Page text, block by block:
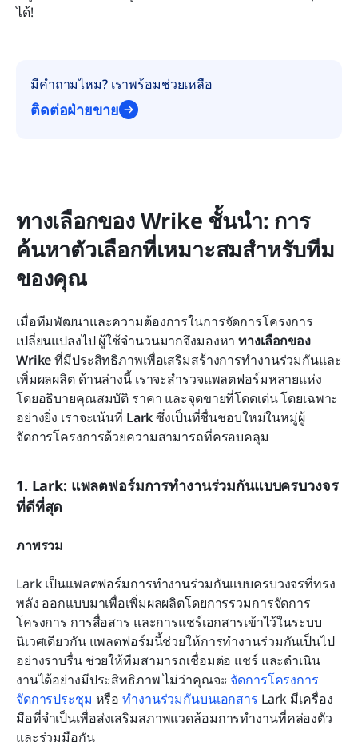
ได้!
มีคำถามไหม? เราพร้อมช่วยเหลือ
ติดต่อฝ่ายขาย
ทางเลือกของ Wrike ชั้นนำ: การ
ค้นหาตัวเลือกที่เหมาะสมสำหรับทีม
ของคุณ
เมื่อทีมพัฒนาและความต้องการในการจัดการโครงการ
เปลี่ยนแปลงไป ผู้ใช้จำนวนมากจึงมองหา ทางเลือกของ
Wrike ที่มีประสิทธิภาพเพื่อเสริมสร้างการทำงานร่วมกันและ
เพิ่มผลผลิต ด้านล่างนี้ เราจะสำรวจแพลตฟอร์มหลายแห่ง
โดยอธิบายคุณสมบัติ ราคา และจุดขายที่โดดเด่น โดยเฉพาะ
อย่างยิ่ง เราจะเน้นที่ Lark ซึ่งเป็นที่ชื่นชอบใหม่ในหมู่ผู้
จัดการโครงการด้วยความสามารถที่ครอบคลุม
1. Lark: แพลตฟอร์มการทำงานร่วมกันแบบครบวงจร
ที่ดีที่สุด
ภาพรวม
Lark เป็นแพลตฟอร์มการทำงานร่วมกันแบบครบวงจรที่ทรง
พลัง ออกแบบมาเพื่อเพิ่มผลผลิตโดยการรวมการจัดการ
โครงการ การสื่อสาร และการแชร์เอกสารเข้าไว้ในระบบ
นิเวศเดียวกัน แพลตฟอร์มนี้ช่วยให้การทำงานร่วมกันเป็นไป
อย่างราบรื่น ช่วยให้ทีมสามารถเชื่อมต่อ แชร์ และดำเนิน
งานได้อย่างมีประสิทธิภาพ ไม่ว่าคุณจะ จัดการโครงการ
จัดการประชุม หรือ ทำงานร่วมกันบนเอกสาร Lark มีเครื่อง
มือที่จำเป็นเพื่อส่งเสริมสภาพแวดล้อมการทำงานที่คล่องตัว
และร่วมมือกัน